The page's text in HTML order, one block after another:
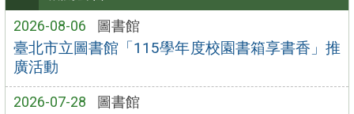
2026-08-06 圖書館
臺北市立圖書館「115學年度校園書箱享書香」推
廣活動
2026-07-28 圖書館